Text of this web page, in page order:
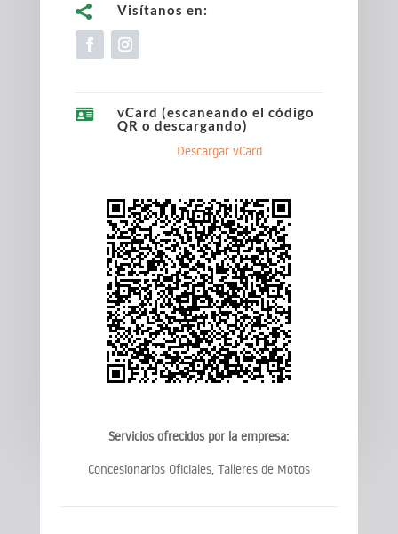

Visítanos en:

vCard (escaneando el código
QR o descargando)
Descargar vCard
Servicios ofrecidos por la empresa:
Concesionarios Oficiales, Talleres de Motos